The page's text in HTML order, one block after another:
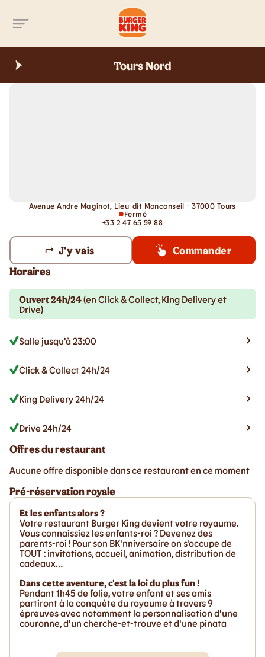
Tours Nord
Avenue Andre Maginot, Lieu-dit Monconseil - 37000 Tours
Fermé
+33 2 47 65 59 88
J'y vais
Commander
Horaires
Ouvert 24h/24(en Click & Collect, King Delivery et
Drive)
Salle jusqu'à 23:00
Click & Collect 24h/24
King Delivery 24h/24
Drive 24h/24
Offres du restaurant
Aucune offre disponible dans ce restaurant en ce moment
Pré-réservation royale
Et les enfants alors ?
Votre restaurant Burger King devient votre royaume.
Vous connaissiez les enfants-roi ? Devenez des
parents-roi ! Pour son BK'nniversaire on s'occupe de
TOUT : invitations, accueil, animation, distribution de
cadeaux…
Dans cette aventure, c'est la loi du plus fun !
Pendant 1h45 de folie, votre enfant et ses amis
partiront à la conquête du royaume à travers 9
épreuves avec notamment la personnalisation d'une
couronne, d'un cherche-et-trouve et d'une pinata